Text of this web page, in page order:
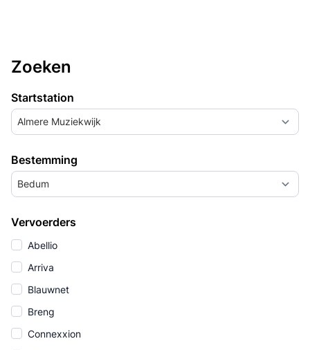
Zoeken
Startstation
Almere Muziekwijk
Bestemming
Bedum
Vervoerders
Abellio
Arriva
Blauwnet
Breng
Connexxion